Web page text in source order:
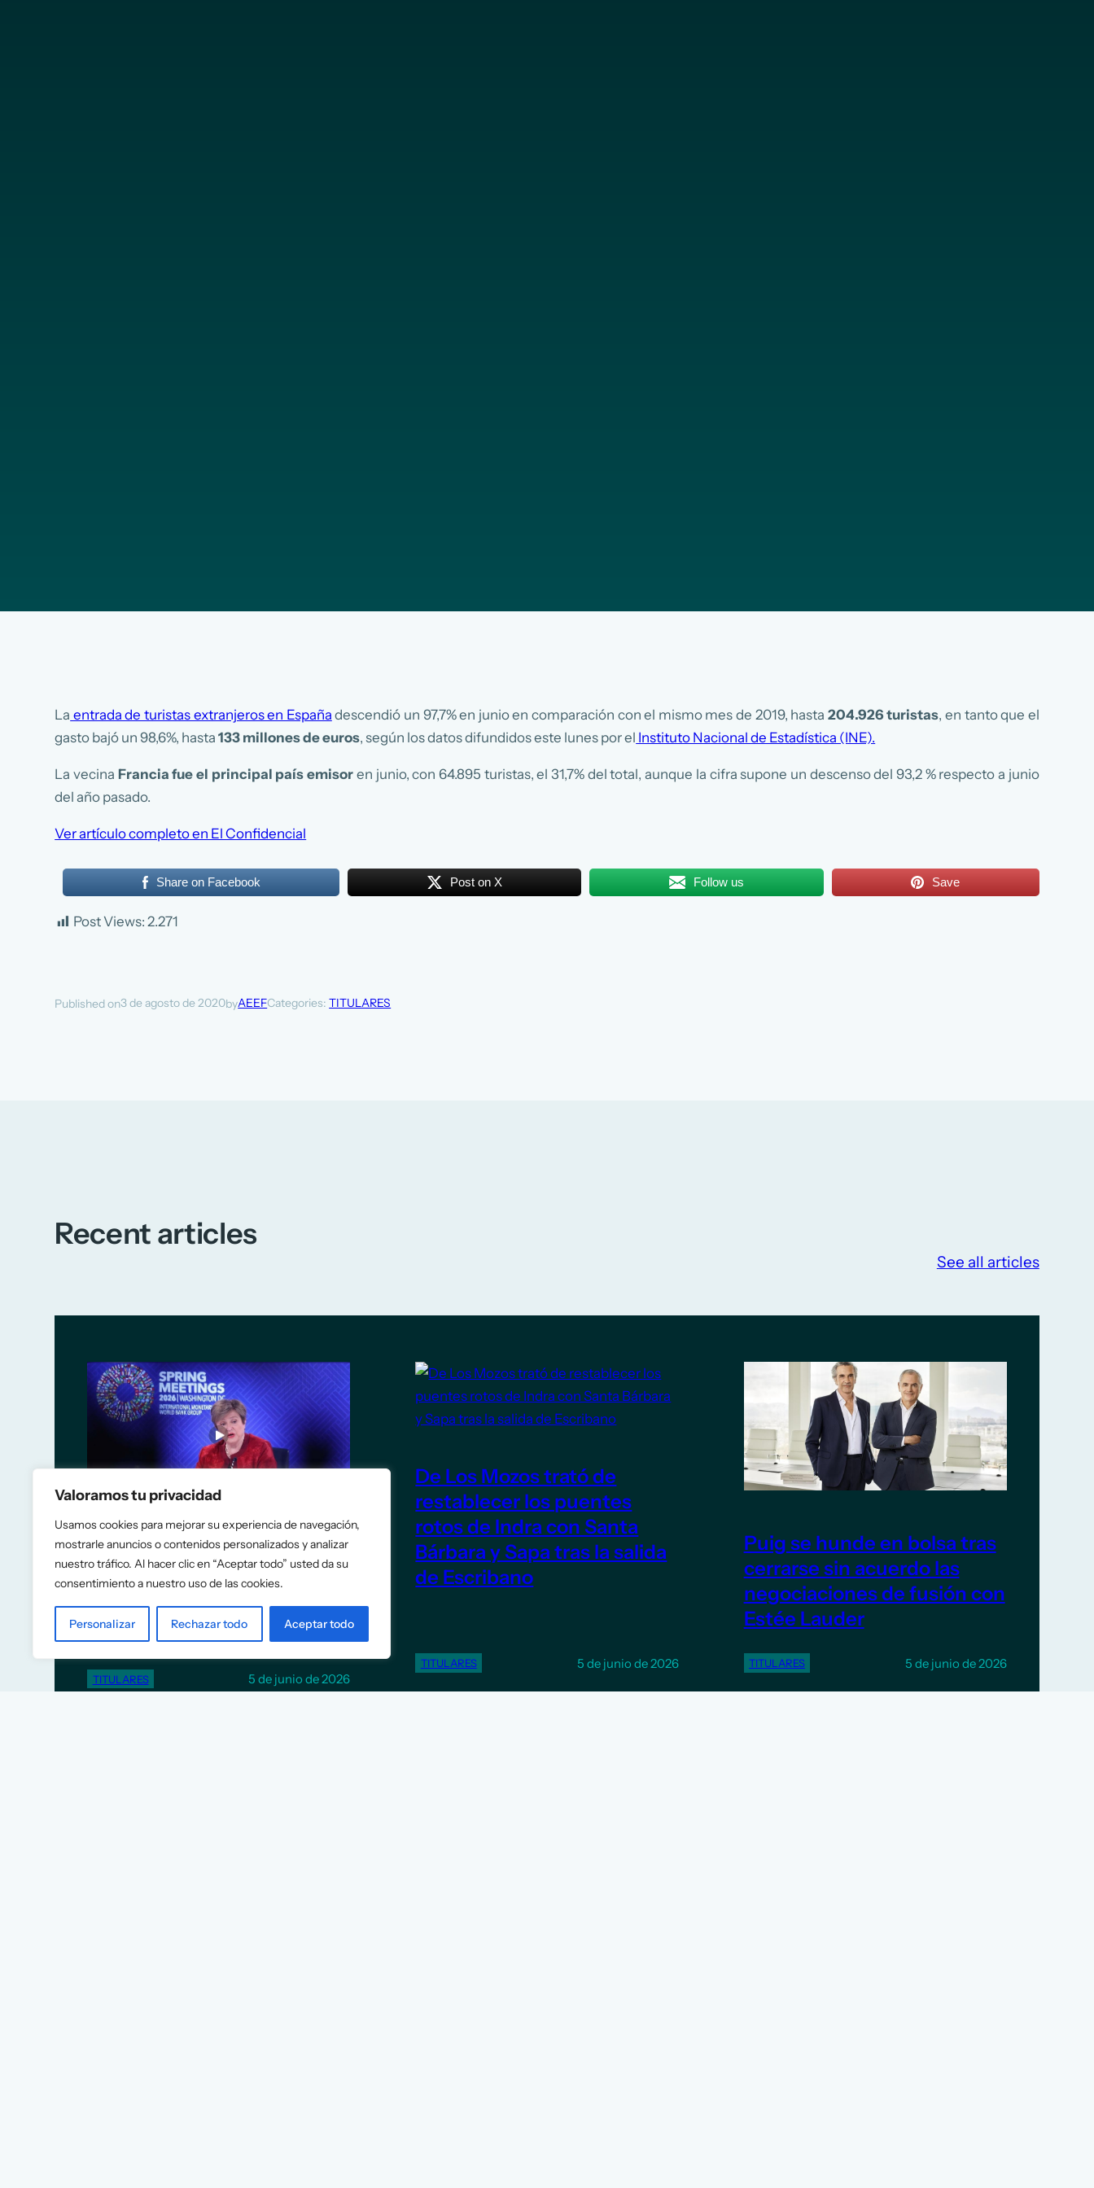
Valoramos tu privacidad
Usamos cookies para mejorar su experiencia de navegación,
mostrarle anuncios o contenidos personalizados y analizar
nuestro tráfico. Al hacer clic en “Aceptar todo” usted da su
consentimiento a nuestro uso de las cookies.
Personalizar Rechazar todo Aceptar todo
La entrada de turistas extranjeros en España descendió un 97,7% en junio en comparación con el mismo mes de 2019, hasta 204.926 turistas, en tanto que el
gasto bajó un 98,6%, hasta133 millones de euros, según los datos difundidos este lunes por el Instituto Nacional de Estadística (INE).
La vecina Francia fue el principal país emisor en junio, con 64.895 turistas, el 31,7% del total, aunque la cifra supone un descenso del 93,2 % respecto a junio
del año pasado.
Ver artículo completo en El Confidencial
Share on Facebook Post on X Follow us Save
Post Views: 2.271
Published on3 de agosto de 2020byAEEFCategories:TITULARES
Recent articles
See all articles
El FMI recomienda a España
eliminar las rebajas fiscales a
la energía y construir más
vivienda
TITULARES 5 de junio de 2026
De Los Mozos trató de
restablecer los puentes
rotos de Indra con Santa
Bárbara y Sapa tras la salida
de Escribano
TITULARES 5 de junio de 2026
Puig se hunde en bolsa tras
cerrarse sin acuerdo las
negociaciones de fusión con
Estée Lauder
TITULARES 5 de junio de 2026